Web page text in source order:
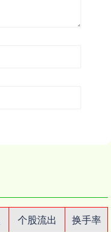
个股流出
换手率